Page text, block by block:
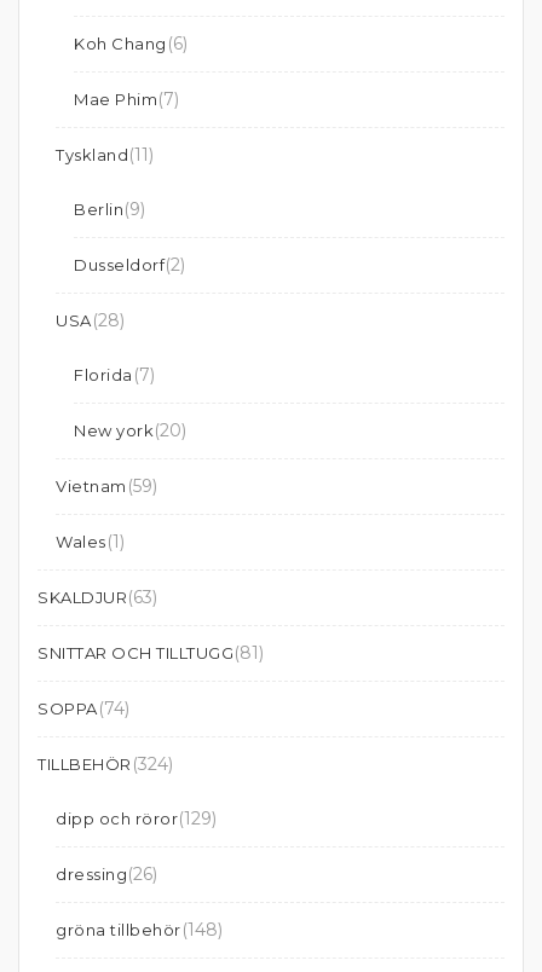
Koh Chang (6)
Mae Phim(7)
Tyskland(11)
Berlin(9)
Dusseldorf(2)
USA(28)
Florida (7)
New york(20)
Vietnam (59)
Wales(1)
SKALDJUR(63)
SNITTAR OCH TILLTUGG(81)
SOPPA(74)
TILLBEHÖR (324)
dipp och röror(129)
dressing(26)
gröna tillbehör(148)